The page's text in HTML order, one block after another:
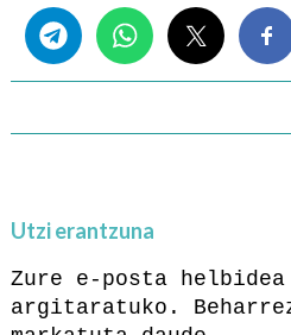
Utzi erantzuna
Zure e-posta
argitaratuko.